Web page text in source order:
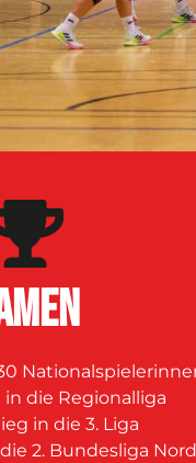
in die Regionalliga
in die 3. Liga
2. Bundesliga Nord